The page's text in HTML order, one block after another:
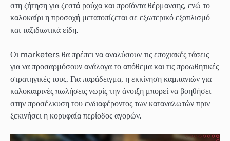
στη ζήτηση για ζεστά ρούχα και προϊόντα θέρμανσης, ενώ το
καλοκαίρι η προσοχή μετατοπίζεται σε εξωτερικό εξοπλισμό
και ταξιδιωτικά είδη.
Οι marketers θα πρέπει να αναλύσουν τις εποχιακές τάσεις
για να προσαρμόσουν ανάλογα το απόθεμα και τις προωθητικές
στρατηγικές τους. Για παράδειγμα, η εκκίνηση καμπανιών για
καλοκαιρινές πωλήσεις νωρίς την άνοιξη μπορεί να βοηθήσει
στην προσέλκυση του ενδιαφέροντος των καταναλωτών πριν
ξεκινήσει η κορυφαία περίοδος αγορών.